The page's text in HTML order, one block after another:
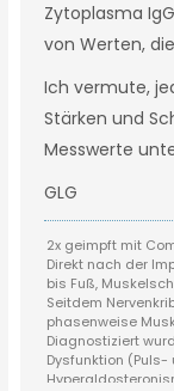
Zytoplasma
von Werten,
Ich vermute,
Stärken und
Messwerte
GLG
2x geimpft mit
Direkt nach der
bis Fuß,
Seitdem
phasenweise
Diagnostiziert
Dysfunktion